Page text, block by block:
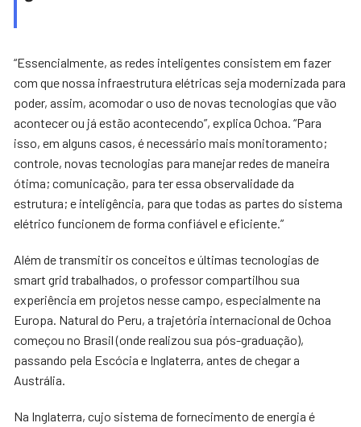
“Essencialmente, as redes inteligentes consistem em fazer
com que nossa infraestrutura elétricas seja modernizada para
poder, assim, acomodar o uso de novas tecnologias que vão
acontecer ou já estão acontecendo”, explica Ochoa. “Para
isso, em alguns casos, é necessário mais monitoramento;
controle, novas tecnologias para manejar redes de maneira
ótima; comunicação, para ter essa observalidade da
estrutura; e inteligência, para que todas as partes do sistema
elétrico funcionem de forma confiável e eficiente.”
Além de transmitir os conceitos e últimas tecnologias de
smart grid trabalhados, o professor compartilhou sua
experiência em projetos nesse campo, especialmente na
Europa. Natural do Peru, a trajetória internacional de Ochoa
começou no Brasil (onde realizou sua pós-graduação),
passando pela Escócia e Inglaterra, antes de chegar a
Austrália.
Na Inglaterra, cujo sistema de fornecimento de energia é